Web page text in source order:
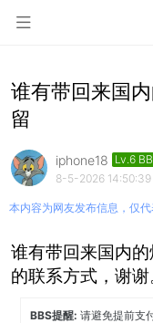
谁有带回来国
留
iphone18 Lv.6
8-5-2026 14:50:39
本内容为网友发布信息，仅
谁有带回来国内
的联系方式，谢谢
BBS提醒:请避免提前支